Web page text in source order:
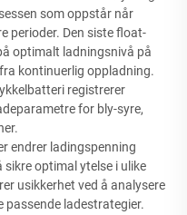
som oppstår når
perioder. Den siste float-
optimalt ladningsnivå på
kontinuerlig oppladning.
registrerer
for bly-syre,
endrer ladingspenning
optimal ytelse i ulike
usikkerhet ved å analysere
ladestrategier.